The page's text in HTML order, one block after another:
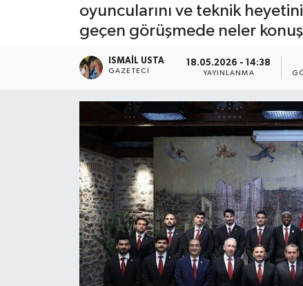
oyuncularını ve teknik
geçen görüşmede neler
ISMAIL USTA
GAZETECI
18.05.2026 - 14:38
YAYINLANMA
Haber Arşivi